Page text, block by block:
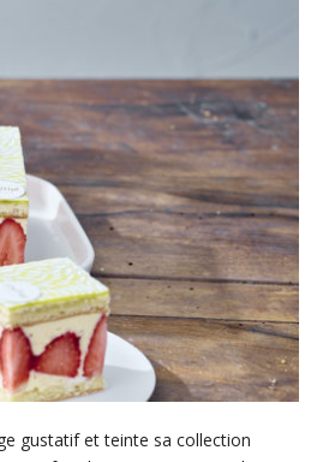
gustatif et teinte sa collection